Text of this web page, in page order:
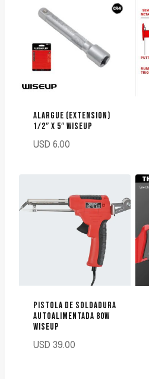
ALARGUE (EXTENSION)
1/2″ X 5″ WISEUP
USD 6.00
PISTOLA DE SOLDADURA
AUTOALIMENTADA 80W
WISEUP
USD 39.00